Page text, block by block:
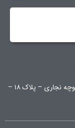
ستارخان – بین شادمهر و بهبودی – کوچه نجاری – پلاک ۱۸ –